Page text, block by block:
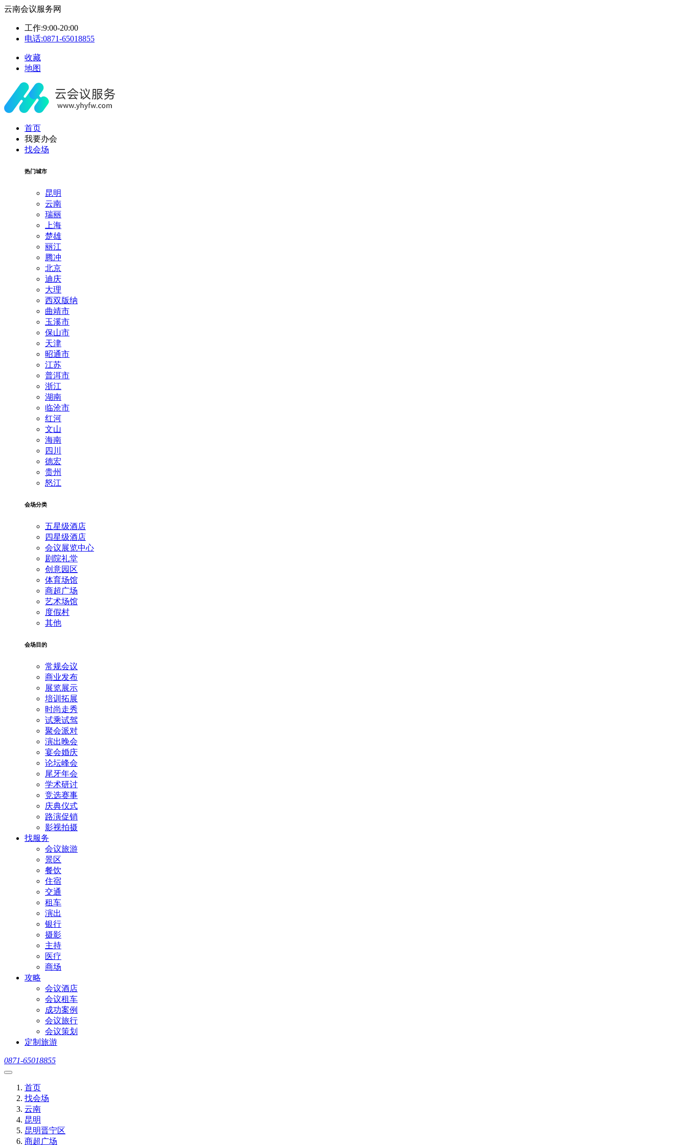
云南会议服务网
工作:9:00-20:00
电话:0871-65018855
收藏
地图
首页
我要办会
找会场
热门城市
昆明
云南
瑞丽
上海
楚雄
丽江
腾冲
北京
迪庆
大理
西双版纳
曲靖市
玉溪市
保山市
天津
昭通市
江苏
普洱市
浙江
湖南
临沧市
红河
文山
海南
四川
德宏
贵州
怒江
会场分类
五星级酒店
四星级酒店
会议展览中心
剧院礼堂
创意园区
体育场馆
商超广场
艺术场馆
度假村
其他
会场目的
常规会议
商业发布
展览展示
培训拓展
时尚走秀
试乘试驾
聚会派对
演出晚会
宴会婚庆
论坛峰会
尾牙年会
学术研讨
竞选赛事
庆典仪式
路演促销
影视拍摄
找服务
会议旅游
景区
餐饮
住宿
交通
租车
演出
银行
摄影
主持
医疗
商场
攻略
会议酒店
会议租车
成功案例
会议旅行
会议策划
定制旅游
0871-65018855
首页
找会场
云南
昆明
昆明晋宁区
商超广场